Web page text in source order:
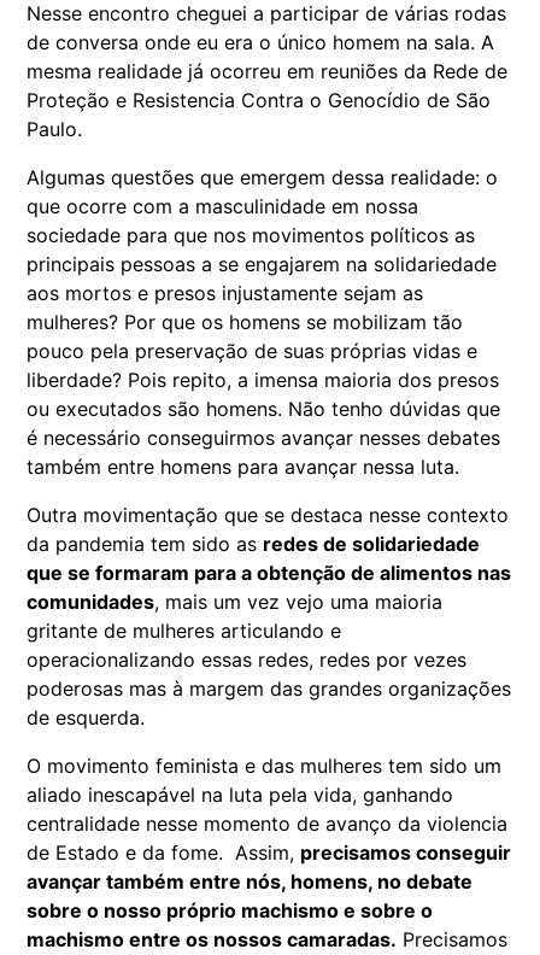
Nesse encontro cheguei a participar de várias rodas
de conversa onde eu era o único homem na sala. A
mesma realidade já ocorreu em reuniões da Rede de
Proteção e Resistencia Contra o Genocídio de São
Paulo.
Algumas questões que emergem dessa realidade: o
que ocorre com a masculinidade em nossa
sociedade para que nos movimentos políticos as
principais pessoas a se engajarem na solidariedade
aos mortos e presos injustamente sejam as
mulheres? Por que os homens se mobilizam tão
pouco pela preservação de suas próprias vidas e
liberdade? Pois repito, a imensa maioria dos presos
ou executados são homens. Não tenho dúvidas que
é necessário conseguirmos avançar nesses debates
também entre homens para avançar nessa luta.
Outra movimentação que se destaca nesse contexto
da pandemia tem sido as redes de solidariedade
que se formaram para a obtenção de alimentos nas
comunidades, mais um vez vejo uma maioria
gritante de mulheres articulando e
operacionalizando essas redes, redes por vezes
poderosas mas à margem das grandes organizações
de esquerda.
O movimento feminista e das mulheres tem sido um
aliado inescapável na luta pela vida, ganhando
centralidade nesse momento de avanço da violencia
de Estado e da fome. Assim, precisamos conseguir
avançar também entre nós, homens, no debate
sobre o nosso próprio machismo e sobre o
machismo entre os nossos camaradas. Precisamos